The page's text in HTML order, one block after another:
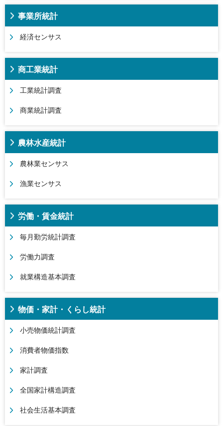
事業所統計
経済センサス
商工業統計
工業統計調査
商業統計調査
農林水産統計
農林業センサス
漁業センサス
労働・賃金統計
毎月勤労統計調査
労働力調査
就業構造基本調査
物価・家計・くらし統計
小売物価統計調査
消費者物価指数
家計調査
全国家計構造調査
社会生活基本調査